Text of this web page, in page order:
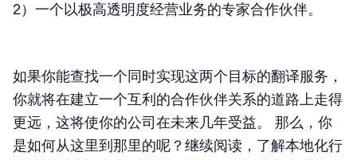
2）一个以极高透明度经营业务的专家合作伙伴。
如果你能查找一个同时实现这两个目标的翻译服务，
你就将在建立一个互利的合作伙伴关系的道路上走得
更远，这将使你的公司在未来几年受益。 那么，你
是如何从这里到那里的呢？继续阅读，了解本地化行